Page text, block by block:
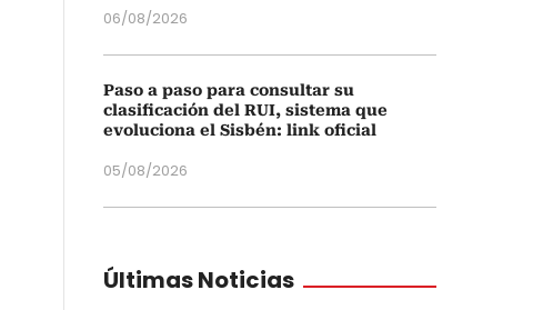
06/08/2026
Paso a paso para consultar su
clasificación del RUI, sistema que
evoluciona el Sisbén: link oficial
05/08/2026
Últimas Noticias